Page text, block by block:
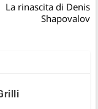
La rinascita di Denis
Shapovalov